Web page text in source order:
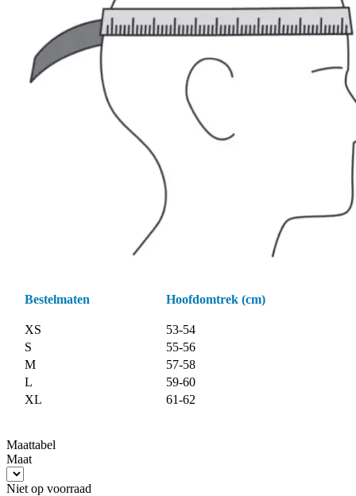
Bestelmaten Hoofdomtrek (cm)
XS
53-54
S
55-56
M
57-58
L
59-60
XL
61-62
Maattabel
Maat
Niet op voorraad